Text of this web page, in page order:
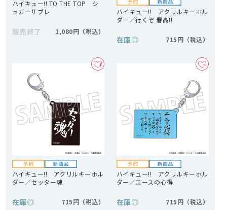
ハイキュー!! TO THE TOP シ
ュガーサブレ
販売終了 1,080円
ハイキュー!! アクリルキーホル
ダー／行くぞ 春高!!
在庫◎ 715円
ハイキュー!! アクリルキーホル
ダー／セッター魂
在庫◎ 715円
ハイキュー!! アクリルキーホル
ダー／エースの心得
在庫◎ 715円